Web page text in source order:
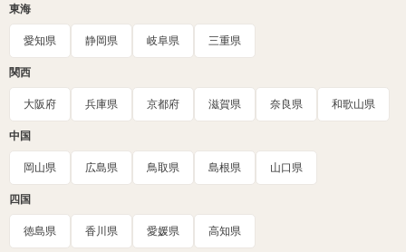
東海
愛知県 静岡県 岐阜県 三重県
関西
大阪府 兵庫県 京都府 滋賀県 奈良県 和歌山県
中国
岡山県 広島県 鳥取県 島根県 山口県
四国
徳島県 香川県 愛媛県 高知県